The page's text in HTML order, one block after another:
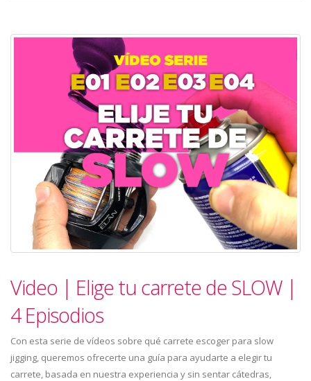
Video | Elige tu carrete de SLOW |
4 Episodios
Con esta serie de vídeos sobre qué carrete escoger para slow
jigging, queremos ofrecerte una guía para ayudarte a elegir tu
carrete, basada en nuestra experiencia y sin sentar cátedras,